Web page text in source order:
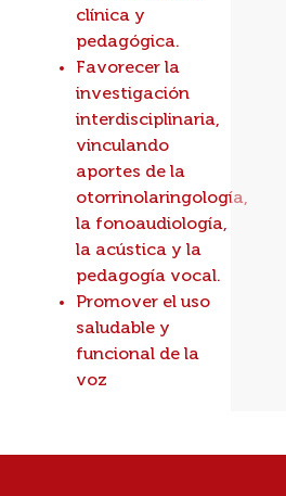
clínica y
pedagógica.
Favorecer la
investigación
interdisciplinaria,
vinculando
aportes de la
otorrinolaringología,
la fonoaudiología,
la acústica y la
pedagogía vocal.
Promover el uso
saludable y
funcional de la
voz